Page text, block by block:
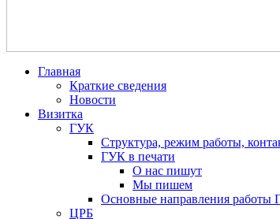
Главная
Краткие сведения
Новости
Визитка
ГУК
Структура, режим работы,
ГУК в печати
О нас пишут
Мы пишем
Основные направления работы
ЦРБ